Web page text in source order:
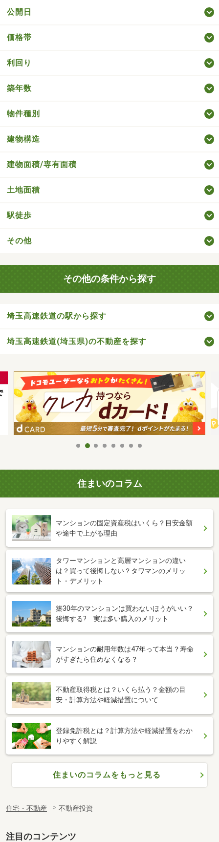
公開日
価格帯
利回り
築年数
物件種別
建物構造
建物面積/専有面積
土地面積
駅徒歩
その他
その他の条件から探す
埼玉高速鉄道の駅から探す
埼玉高速鉄道(埼玉県)の不動産を探す
住まいのコラム
マンションの固定資産税はいくら？目安金額
や途中で上がる理由
タワーマンションと高層マンションの違い
は？買って後悔しない？タワマンのメリッ
ト・デメリット
築30年のマンションは買わないほうがいい？
後悔する? 実は多い購入のメリット
マンションの耐用年数は47年って本当？寿命
がすぎたら住めなくなる？
不動産取得税とは？いくら払う？金額の目
安・計算方法や軽減措置について
登録免許税とは？計算方法や軽減措置をわか
りやすく解説
住まいのコラムをもっと見る
住宅・不動産 不動産投資
注目のコンテンツ